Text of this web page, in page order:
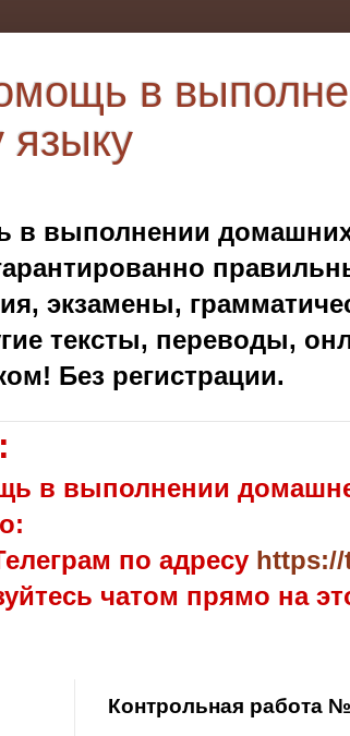
в
языку
выполнении домашних
экзамены,
тексты, переводы,
Без регистрации.
в выполнении
по адресу https://
чатом прямо на
Контрольная работа